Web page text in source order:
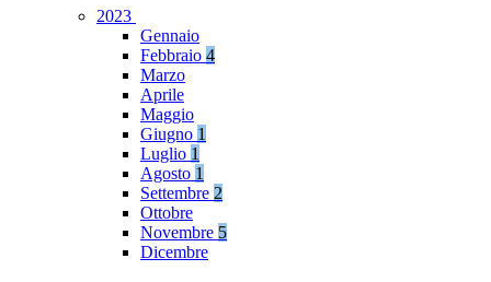
2023
Gennaio
Febbraio 4
Marzo
Aprile
Maggio
Giugno 1
Luglio 1
Agosto 1
Settembre 2
Ottobre
Novembre 5
Dicembre